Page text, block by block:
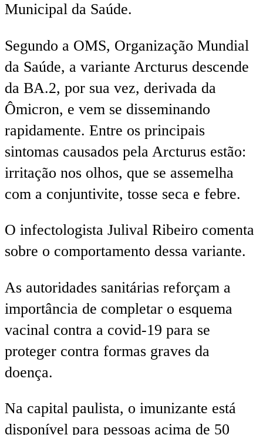
Municipal da Saúde.
Segundo a OMS, Organização Mundial
da Saúde, a variante Arcturus descende
da BA.2, por sua vez, derivada da
Ômicron, e vem se disseminando
rapidamente. Entre os principais
sintomas causados pela Arcturus estão:
irritação nos olhos, que se assemelha
com a conjuntivite, tosse seca e febre.
O infectologista Julival Ribeiro comenta
sobre o comportamento dessa variante.
As autoridades sanitárias reforçam a
importância de completar o esquema
vacinal contra a covid-19 para se
proteger contra formas graves da
doença.
Na capital paulista, o imunizante está
disponível para pessoas acima de 50